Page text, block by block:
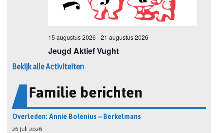
Bekijk alle Activiteiten
Familie berichten
Overleden: Annie Bolenius – Berkelmans
26 juli 2026